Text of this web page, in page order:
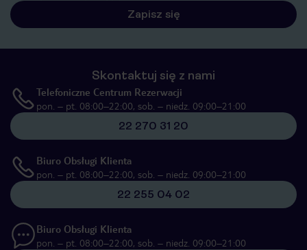
Zapisz się
Skontaktuj się z nami
Telefoniczne Centrum Rezerwacji
pon. – pt. 08:00–22:00, sob. – niedz. 09:00–21:00
22 270 31 20
Biuro Obsługi Klienta
pon. – pt. 08:00–22:00, sob. – niedz. 09:00–21:00
22 255 04 02
Biuro Obsługi Klienta
pon. – pt. 08:00–22:00, sob. – niedz. 09:00–21:00